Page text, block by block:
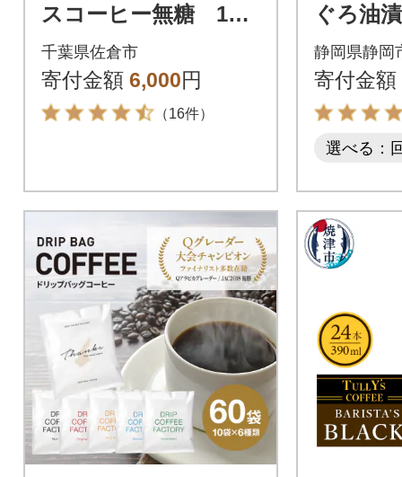
スコーヒー無糖 1L×
6本
千葉県佐倉市
寄付金額 6,000円
（16件）
ぐろ油
ちゃん
缶 合計
静岡県静岡
寄付金額
選べる：